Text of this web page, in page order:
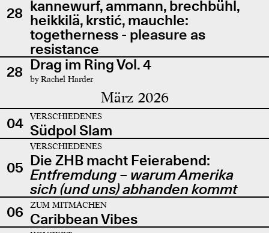
28 kannewurf, ammann, brechbühl,
heikkilä, krstić, mauchle:
togetherness - pleasure as
resistance
28 Drag im Ring Vol. 4
by Rachel Harder
März 2026
04 VERSCHIEDENES
Südpol Slam
05
VERSCHIEDENES
Die ZHB macht Feierabend:
Entfremdung – warum Amerika
sich (und uns) abhanden kommt
06
ZUM MITMACHEN
Caribbean Vibes